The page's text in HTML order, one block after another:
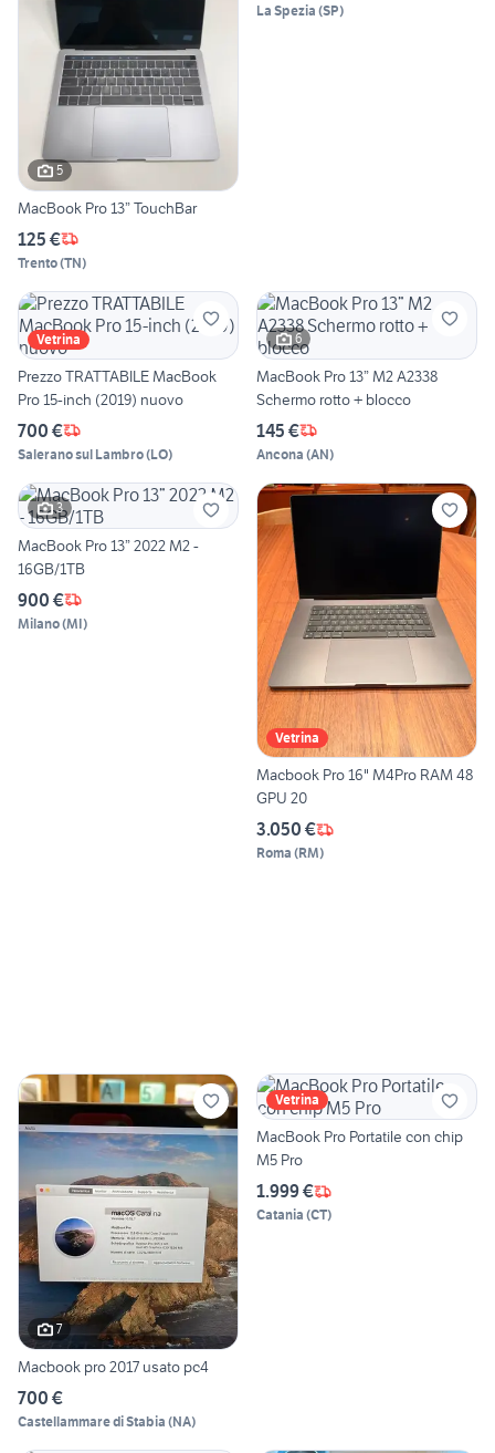
5
MacBook Pro 13” TouchBar
125 €
Trento(TN)
La Spezia (SP)
Vetrina
Prezzo TRATTABILE MacBook
Pro 15-inch (2019) nuovo
700 €
Salerano sul Lambro(LO)
6
MacBook Pro 13” M2 A2338
Schermo rotto + blocco
145 €
Ancona (AN)
3
MacBook Pro 13” 2022 M2 -
16GB/1TB
900 €
Milano(MI)
Vetrina
Macbook Pro 16" M4Pro RAM 48
GPU 20
3.050 €
Roma (RM)
7
Macbook pro 2017 usato pc4
700 €
Castellammare di Stabia (NA)
Vetrina
MacBook Pro Portatile con chip
M5 Pro
1.999 €
Catania (CT)